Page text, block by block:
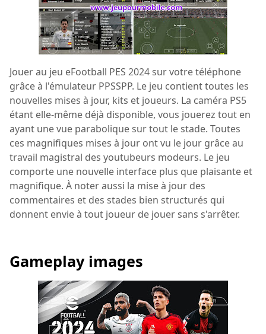
Jouer au jeu eFootball PES 2024 sur votre téléphone
grâce à l'émulateur PPSSPP. Le jeu contient toutes les
nouvelles mises à jour, kits et joueurs. La caméra PS5
étant elle-même déjà disponible, vous jouerez tout en
ayant une vue parabolique sur tout le stade. Toutes
ces magnifiques mises à jour ont vu le jour grâce au
travail magistral des youtubeurs modeurs. Le jeu
comporte une nouvelle interface plus que plaisante et
magnifique. À noter aussi la mise à jour des
commentaires et des stades bien structurés qui
donnent envie à tout joueur de jouer sans s'arrêter.
Gameplay images